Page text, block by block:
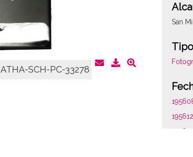
ATHA-SCH-PC-33278
San